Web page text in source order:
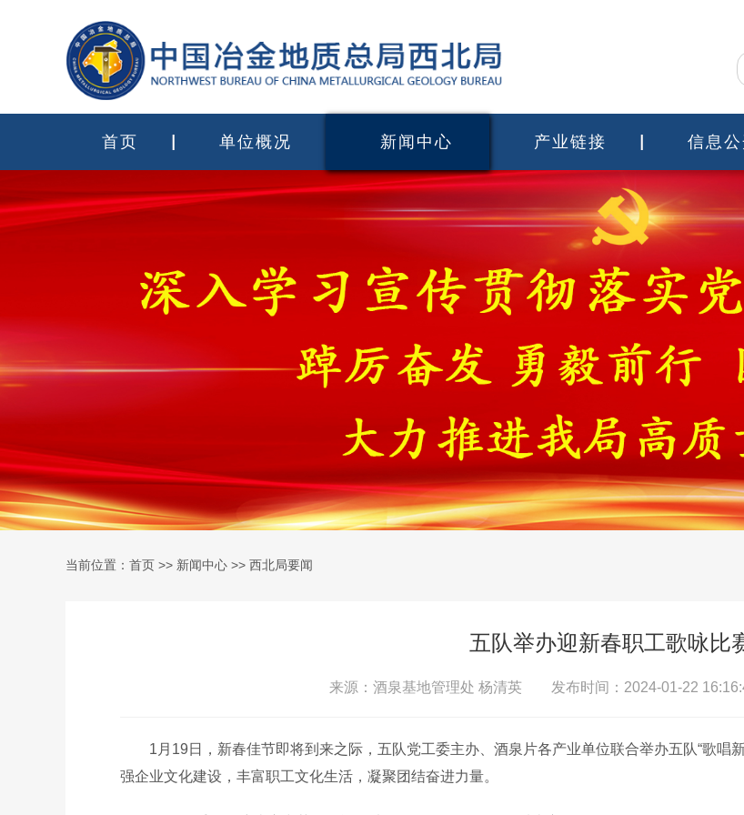
首页 单位概况 新闻中心 产业链接 信息公
当前位置： 首页 >> 新闻中心 >> 西北局要闻
五队举办迎新春职工歌咏比
来源：酒泉基地管理处 杨清英 发布时间：2024-01-22
1月19日，新春佳节即将到来之际，五队党工委主办、酒泉片各产业单位联合举办五队“歌唱
强企业文化建设，丰富职工文化生活，凝聚团结奋进力量。